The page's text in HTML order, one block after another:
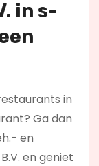
in s-
in
Ga dan
en
en geniet